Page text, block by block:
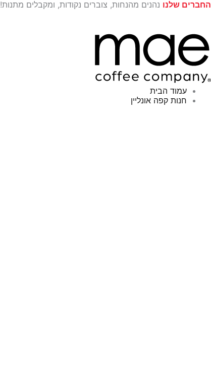
החברים שלנו נהנים מהנחות, צוברים נקודות, ומקבלים מתנות!
דילוג
עמוד הבית
חנות קפה אונליין